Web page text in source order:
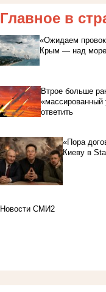
Главное в
«Ожидаем
Крым — над
Втрое больше
ответить
«Пора
Киеву в
Новости СМИ2